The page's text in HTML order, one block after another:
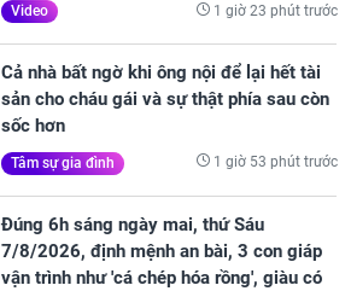
Video 1 giờ 23 phút trước
Cả nhà bất ngờ khi ông nội để lại hết tài
sản cho cháu gái và sự thật phía sau còn
sốc hơn
Tâm sự gia đình 1 giờ 53 phút trước
Đúng 6h sáng ngày mai, thứ Sáu
7/8/2026, định mệnh an bài, 3 con giáp
vận trình như 'cá chép hóa rồng', giàu có